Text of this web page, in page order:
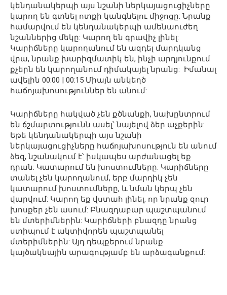
կենդանակերպի այս նշանի ներկայացուցիչները
կարող են գտնել ոտքի կանգնելու միջոցը: Նրանք
համարվում են կենդանակերպի ամենաուժեղ
նշաններից մեկը: Կարող են գրավիչ լինել:
Կարիճները կարողանում են ազդել մարդկանց
վրա, նրանք խարիզմատիկ են, ինչի արդյունքում
քչերն են կարողանում դիմակայել նրանց: Իմանալ
ավելին 00:00 | 00:15 Միայն անկեղծ
հաճոյախոսություններ են անում:
Կարիճները հակված չեն քծնանքի, նախընտրում
են ճշմարտությունն ասել՝ նայելով ձեր աչքերին:
Եթե կենդանակերպի այս նշանի
ներկայացուցիչները հաճոյախոսություն են անում
ձեզ, նշանակում է՝ իսկապես արժանացել եք
դրան: Կատարում են խոստումները: Կարիճները
տանել չեն կարողանում, երբ մարդիկ չեն
կատարում խոստումները, և նման կերպ չեն
վարվում: Կարող եք վստահ լինել, որ նրանք զուր
խոսքեր չեն ասում: Բնազդաբար պաշտպանում
են մտերիմներին: Կարիճների բնազդը նրանց
ստիպում է ակտիվորեն պաշտպանել
մտերիմներին: Այդ դեպքերում նրանք
կայծակնային արագությամբ են արձագանքում: